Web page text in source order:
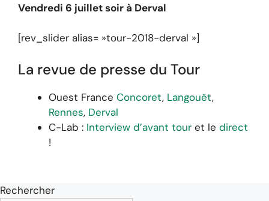
Vendredi 6 juillet soir à Derval
[rev_slider alias= »tour-2018-derval »]
La revue de presse du Tour
Ouest France Concoret, Langouët,
Rennes, Derval
C-Lab : Interview d’avant tour et le direct
!
Rechercher